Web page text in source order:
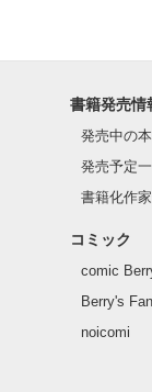
書籍発売情
発売中の
発売予定
書籍化作
コミック
comic
Berry's
noicomi